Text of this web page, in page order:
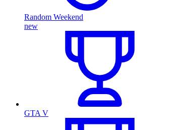
Random Weekend
new
GTA V